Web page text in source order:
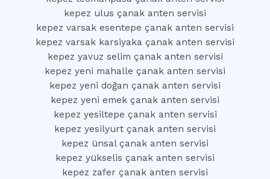
kepez ulus çanak anten servisi
kepez varsak esentepe çanak anten servisi
kepez varsak karsiyaka çanak anten servisi
kepez yavuz selim çanak anten servisi
kepez yeni mahalle çanak anten servisi
kepez yeni doğan çanak anten servisi
kepez yeni emek çanak anten servisi
kepez yesiltepe çanak anten servisi
kepez yesilyurt çanak anten servisi
kepez ünsal çanak anten servisi
kepez yükselis çanak anten servisi
kepez zafer çanak anten servisi